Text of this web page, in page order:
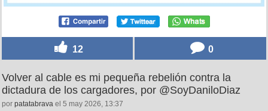
12 0
Volver al cable es mi pequeña rebelión contra la
dictadura de los cargadores, por @SoyDaniloDiaz
por patatabrava el 5 may 2026, 13:37